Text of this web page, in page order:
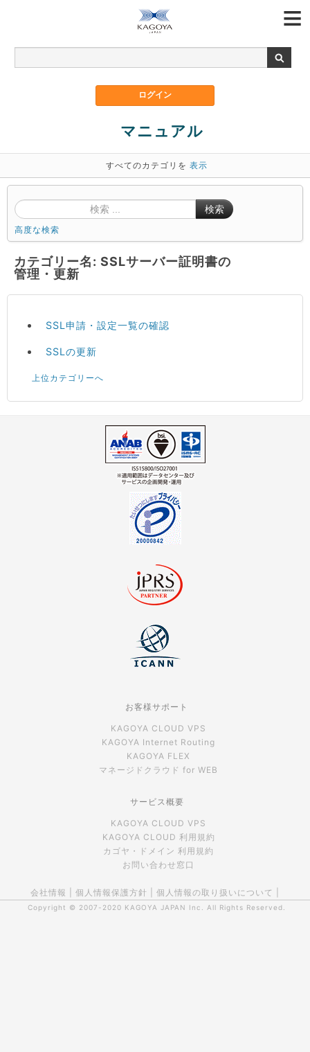
マニュアル
すべてのカテゴリを 表示
検索
高度な検索
カテゴリー名: SSLサーバー証明書の
管理・更新
SSL申請・設定一覧の確認
SSLの更新
上位カテゴリーへ
お客様サポート
KAGOYA CLOUD VPS
KAGOYA Internet Routing
KAGOYA FLEX
マネージドクラウド for WEB
サービス概要
KAGOYA CLOUD VPS
KAGOYA CLOUD 利用規約
カゴヤ・ドメイン 利用規約
お問い合わせ窓口
会社情報 個人情報保護方針 個人情報の取り扱いについて
Copyright © 2007-2020 KAGOYA JAPAN Inc. All Rights Reserved.